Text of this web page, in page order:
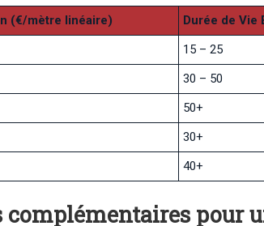
(€/mètre linéaire) Durée de Vie
15 – 25
30 – 50
50+
30+
40+
complémentaires